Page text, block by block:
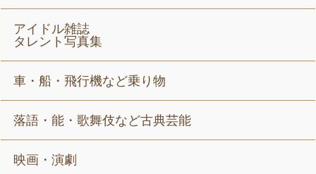
アイドル雑誌
タレント写真集
車・船・飛行機など乗り物
落語・能・歌舞伎など古典芸能
映画・演劇